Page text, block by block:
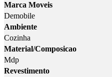
Marca Moveis
Demobile
Ambiente
Cozinha
Material/Composicao
Mdp
Revestimento